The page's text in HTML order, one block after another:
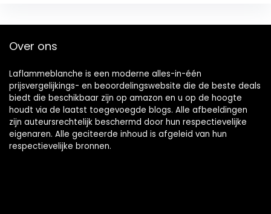
Over ons
Laflammeblanche is een moderne alles-in-één
prijsvergelijkings- en beoordelingswebsite die de beste deals
biedt die beschikbaar zijn op amazon en u op de hoogte
houdt via de laatst toegevoegde blogs. Alle afbeeldingen
zijn auteursrechtelijk beschermd door hun respectievelijke
eigenaren. Alle geciteerde inhoud is afgeleid van hun
respectievelijke bronnen.